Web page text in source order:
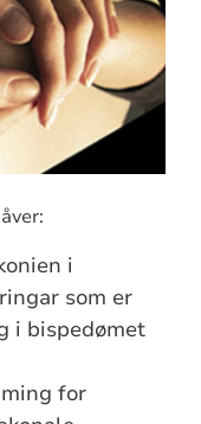
i
som er
i bispedømet
for